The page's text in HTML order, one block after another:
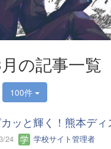
の記事一覧
100件
ッと輝く！熊本デ
24 学校サイト管理者